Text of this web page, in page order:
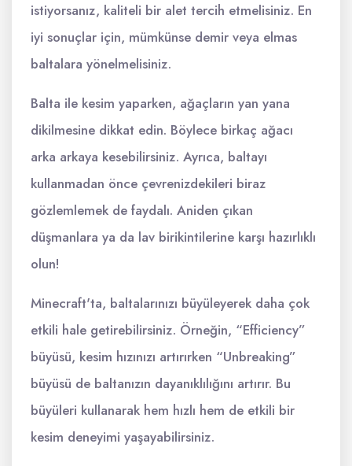
istiyorsanız, kaliteli bir alet tercih etmelisiniz. En
iyi sonuçlar için, mümkünse demir veya elmas
baltalara yönelmelisiniz.
Balta ile kesim yaparken, ağaçların yan yana
dikilmesine dikkat edin. Böylece birkaç ağacı
arka arkaya kesebilirsiniz. Ayrıca, baltayı
kullanmadan önce çevrenizdekileri biraz
gözlemlemek de faydalı. Aniden çıkan
düşmanlara ya da lav birikintilerine karşı hazırlıklı
olun!
Minecraft'ta, baltalarınızı büyüleyerek daha çok
etkili hale getirebilirsiniz. Örneğin, “Efficiency”
büyüsü, kesim hızınızı artırırken “Unbreaking”
büyüsü de baltanızın dayanıklılığını artırır. Bu
büyüleri kullanarak hem hızlı hem de etkili bir
kesim deneyimi yaşayabilirsiniz.